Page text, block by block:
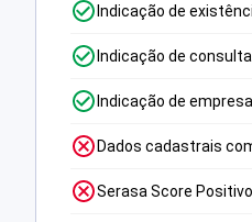
Indicação de
Indicação de
Indicação de
Dados cadastrais
Serasa Score Positivo